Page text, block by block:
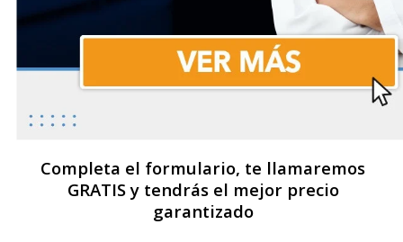
Completa el formulario, te llamaremos
GRATIS y tendrás el mejor precio
garantizado